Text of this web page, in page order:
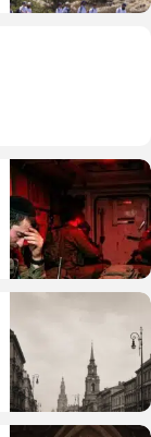
דעות